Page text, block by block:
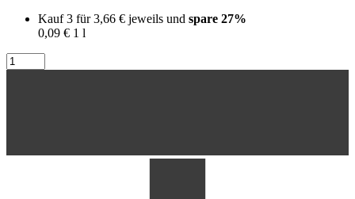
Kauf 3 für3,66 € jeweils und spare 27%
0,09 € 1 l